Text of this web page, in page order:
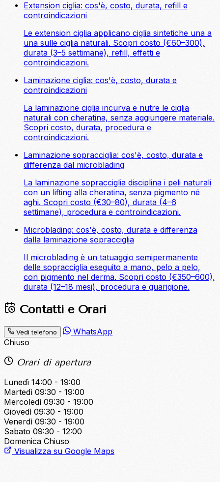
Extension ciglia: cos'è, costo, durata, refill e
controindicazioni
Le extension ciglia applicano ciglia sintetiche una a
una sulle ciglia naturali. Scopri costo (€60–300),
durata (3–5 settimane), refill, effetti e
controindicazioni.
Laminazione ciglia: cos'è, costo, durata e
controindicazioni
La laminazione ciglia incurva e nutre le ciglia
naturali con cheratina, senza aggiungere materiale.
Scopri costo, durata, procedura e
controindicazioni.
Laminazione sopracciglia: cos'è, costo, durata e
differenza dal microblading
La laminazione sopracciglia disciplina i peli naturali
con un lifting alla cheratina, senza pigmento né
aghi. Scopri costo (€30–80), durata (4–6
settimane), procedura e controindicazioni.
Microblading: cos'è, costo, durata e differenza
dalla laminazione sopracciglia
Il microblading è un tatuaggio semipermanente
delle sopracciglia eseguito a mano, pelo a pelo,
con pigmento nel derma. Scopri costo (€350–600),
durata (12–18 mesi), procedura e guarigione.
Contatti e Orari
Vedi telefono
WhatsApp
Chiuso
Orari di apertura
Lunedì 14:00 - 19:00
Martedì 09:30 - 19:00
Mercoledì 09:30 - 19:00
Giovedì 09:30 - 19:00
Venerdì 09:30 - 19:00
Sabato 09:30 - 12:00
Domenica Chiuso
Visualizza su Google Maps